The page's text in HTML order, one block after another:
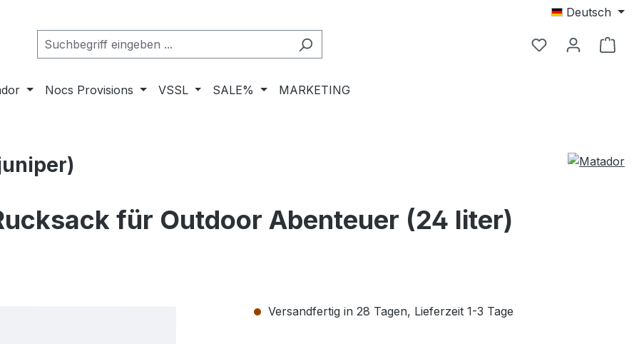
Deutsch
Nocs Provisions VSSL SALE% MARKETING
für Outdoor Abenteuer (24 liter)
Versandfertig in 28 Tagen, Lieferzeit 1-3 Tage